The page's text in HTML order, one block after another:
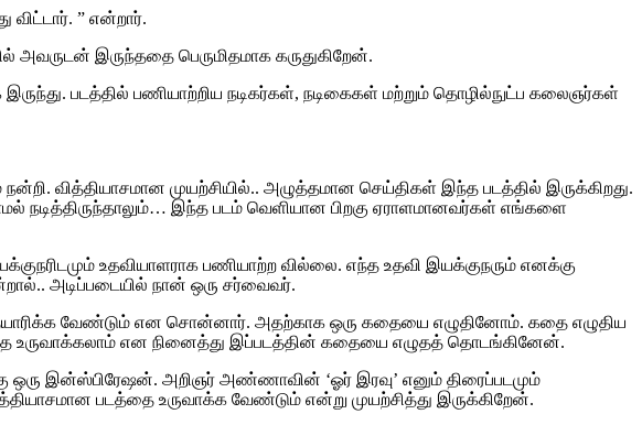
” என்றார்.
அவருடன் இருந்ததை பெருமிதமாக கருதுகிறேன்.
படத்தில் பணியாற்றிய நடிகர்கள், நடிகைகள் மற்றும் தொழில்நுட்ப கலைஞர்கள்
நன்றி. வித்தியாசமான முயற்சியில்.. அழுத்தமான செய்திகள் இந்த படத்தில் இருக்கிறது.
நடித்திருந்தாலும்… இந்த படம் வெளியான பிறகு ஏராளமானவர்கள் எங்களை
உதவியாளராக பணியாற்ற வில்லை. எந்த உதவி இயக்குநரும் எனக்கு
அடிப்படையில் நான் ஒரு சர்வைவர்.
வேண்டும் என சொன்னார்.‌ அதற்காக ஒரு கதையை எழுதினோம். கதை எழுதிய
உருவாக்கலாம் என நினைத்து இப்படத்தின் கதையை எழுதத் தொடங்கினேன்.
ஒரு இன்ஸ்பிரேஷன். அறிஞர் அண்ணாவின் ‘ஓர் இரவு’ எனும் திரைப்படமும்
படத்தை உருவாக்க வேண்டும் என்று முயற்சித்து இருக்கிறேன்.